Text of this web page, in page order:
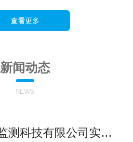
查看更多
新闻动态
NEWS
云南亚明环境监测科技有限公司实验室建设项目竣工环境保护验收公示